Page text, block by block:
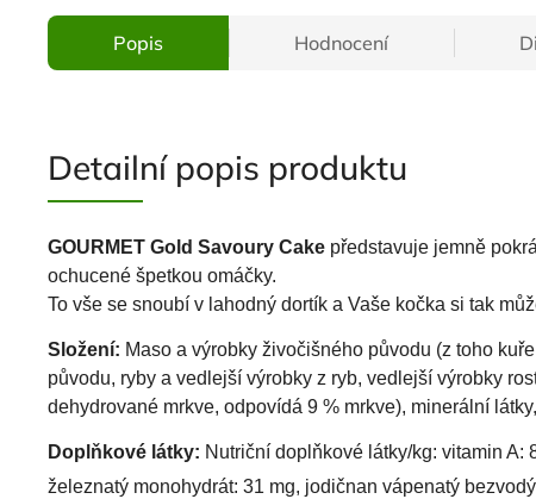
Popis Hodnocení
Detailní popis produktu
GOURMET Gold Savoury Cake představuje jemně
ochucené špetkou omáčky.
To vše se snoubí v lahodný dortík a Vaše kočka si tak
Složení: Maso a výrobky živočišného původu (z toho
původu, ryby a vedlejší výrobky z ryb, vedlejší výrobky
dehydrované mrkve, odpovídá 9 % mrkve), minerální
Doplňkové látky: Nutriční doplňkové látky/kg: vitamin A:
železnatý monohydrát: 31 mg, jodičnan vápenatý